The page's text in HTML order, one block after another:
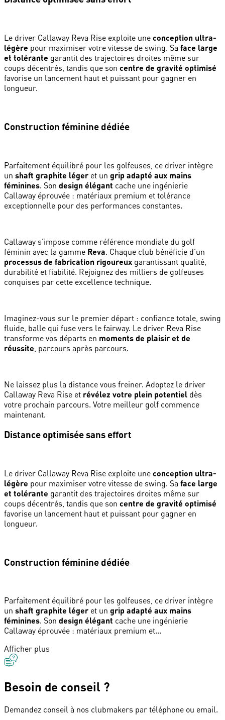
Le driver Callaway Reva Rise exploite une conception ultra-
légère pour maximiser votre vitesse de swing. Sa face large
et tolérante garantit des trajectoires droites même sur
coups décentrés, tandis que son centre de gravité optimisé
favorise un lancement haut et puissant pour gagner en
longueur.
Construction féminine dédiée
Parfaitement équilibré pour les golfeuses, ce driver intègre
un shaft graphite léger et un grip adapté aux mains
féminines. Son design élégant cache une ingénierie
Callaway éprouvée : matériaux premium et tolérance
exceptionnelle pour des performances constantes.
Callaway s'impose comme référence mondiale du golf
féminin avec la gamme Reva. Chaque club bénéficie d'un
processus de fabrication rigoureux garantissant qualité,
durabilité et fiabilité. Rejoignez des milliers de golfeuses
conquises par cette excellence technique.
Imaginez-vous sur le premier départ : confiance totale, swing
fluide, balle qui fuse vers le fairway. Le driver Reva Rise
transforme vos départs en moments de plaisir et de
réussite , parcours après parcours.
Ne laissez plus la distance vous freiner. Adoptez le driver
Callaway Reva Rise et révélez votre plein potentiel dès
votre prochain parcours. Votre meilleur golf commence
maintenant.
Distance optimisée sans effort
Le driver Callaway Reva Rise exploite une conception ultra-
légère pour maximiser votre vitesse de swing. Sa face large
et tolérante garantit des trajectoires droites même sur
coups décentrés, tandis que son centre de gravité optimisé
favorise un lancement haut et puissant pour gagner en
longueur.
Construction féminine dédiée
Parfaitement équilibré pour les golfeuses, ce driver intègre
un shaft graphite léger et un grip adapté aux mains
féminines. Son design élégant cache une ingénierie
Callaway éprouvée : matériaux premium et...
Afficher plus
Besoin de conseil ?
Demandez conseil à nos clubmakers par téléphone ou email.